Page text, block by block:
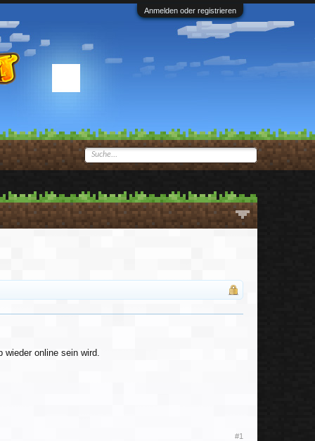
Anmelden oder registrieren
wieder online sein wird.
#1